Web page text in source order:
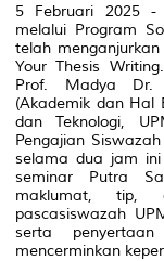
5 Februari 2025 -
melalui Program
telah
Your Thesis Writing
Prof. Madya Dr.
(Akademik dan Hal
dan Teknologi,
Pengajian
selama dua jam
seminar Putra
maklumat, tip,
pascasiswazah
serta
mencerminkan